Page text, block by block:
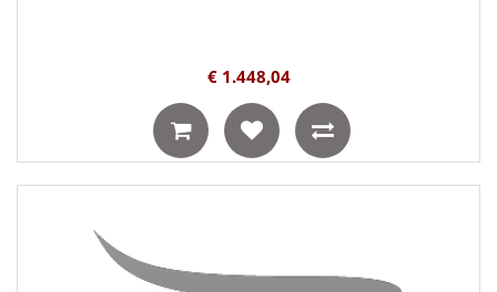
€ 1.448,04